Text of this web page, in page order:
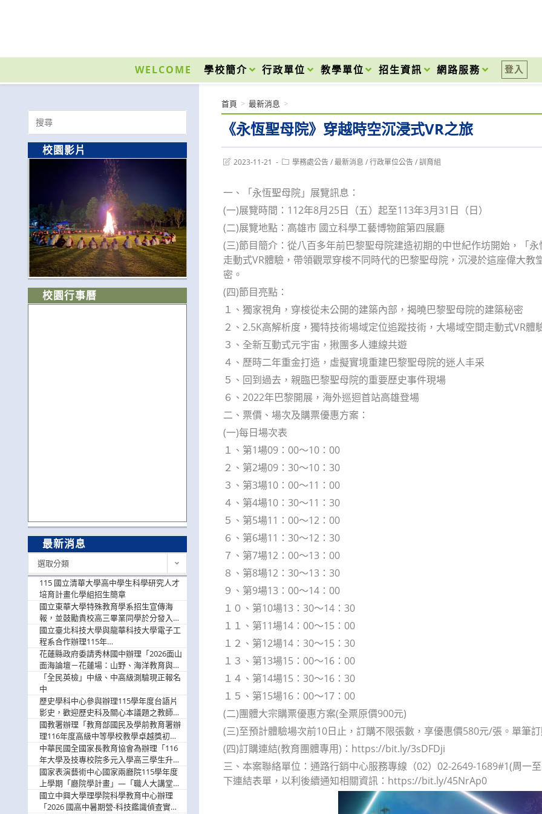
內
WELCOME 學校簡介 行政單位 教學單位 招生資訊 網路服務 登入
《永恆聖母院》穿越時空沉浸式VR之旅
首頁 > 最新消息 >
Post2023-11-21
Post學務處公告 / 最新消息 / 行政單位公告 / 訓育組
一、「永恆聖母院」展覽訊息：
(一)展覽時間：112年8月25日（五）起至113年3月31日（日）
(二)展覽地點：高雄市 國立科學工藝博物館第四展廳
(三)節目簡介：從八百多年前巴黎聖母院建造初期的中世紀作坊開始，「
走動式VR體驗，帶領觀眾穿梭不同時代的巴黎聖母院，沉浸於這座偉大
密。
(四)節目亮點：
１、獨家視角，穿梭從未公開的建築內部，揭曉巴黎聖母院的建築秘密
２、2.5K高解析度，獨特技術場域定位追蹤技術，大場域空間走動式VR體
３、全新互動式元宇宙，揪團多人連線共遊
４、歷時二年重金打造，虛擬實境重建巴黎聖母院的迷人丰采
５、回到過去，親臨巴黎聖母院的重要歷史事件現場
６、2022年巴黎開展，海外巡迴首站高雄登場
二、票價、場次及購票優惠方案：
(一)每日場次表
１、第1場09：00～10：00
２、第2場09：30～10：30
３、第3場10：00～11：00
４、第4場10：30～11：30
５、第5場11：00～12：00
６、第6場11：30～12：30
７、第7場12：00～13：00
８、第8場12：30～13：30
９、第9場13：00～14：00
１０、第10場13：30～14：30
１１、第11場14：00～15：00
１２、第12場14：30～15：30
１３、第13場15：00～16：00
１４、第14場15：30～16：30
１５、第15場16：00～17：00
(二)團體大宗購票優惠方案(全票原價900元)
(三)至預計體驗場次前10日止，訂購不限張數，享優惠價580元/張。單筆
(四)訂購連結(教育團體專用)：https://bit.ly/3sDFDji
三、本案聯絡單位：通路行銷中心服務專線（02）02-2649-1689#1(周一
下連結表單，以利後續通知相關資訊：https://bit.ly/45NrAp0
Search
for:
校園影片
校園行事曆
最新消息
選取分類
115 國立清華大學高中學生科學研究人才
培育計畫化學組招生簡章
國立東華大學特殊教育學系招生宣傳海
報，並鼓勵貴校高三畢業同學於分發入學
階段踴躍選填。
國立臺北科技大學與龍華科技大學電子工
程系合作辦理115年
「115.08.10~08.12「AI賦能應用於智慧半
導體研習營」，歡迎學生踴躍報名參加
花蓮縣政府委請秀林國中辦理「2026面山
面海論壇－花蓮場：山野、海洋教育與戶
外安全實務課程」，歡迎踴躍報名參加
「全民英檢」中級、中高級測驗現正報名
中
歷史學科中心參與辦理115學年度台語片
影史，歡迎歷史科及關心本議題之教師踴
躍報名參加
國教署辦理「教育部國民及學前教育署辦
理116年度高級中等學校教學卓越獎初選
實施計畫」，鼓勵教師踴躍報名
中華民國全國家長教育協會為辦理「116
年大學及技專校院多元入學高三學生升學
輔導家長說明會」
國家表演藝術中心國家兩廳院115學年度
上學期「廳院學計畫」—「職人大講堂」
及「一日體驗課程」，鼓勵踴躍報名參
與。
國立中興大學理學院科學教育中心辦理
「2026 國高中暑期營-科技鑑識偵查實戰